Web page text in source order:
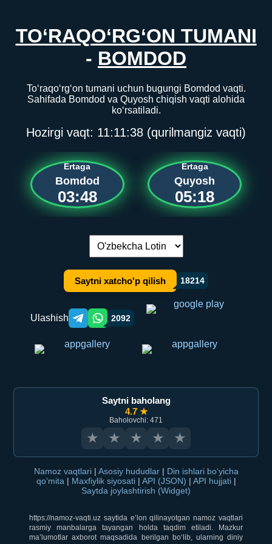
TO‘RAQO‘RG‘ON TUMANI
- BOMDOD
To‘raqo‘rg‘on tumani uchun bugungi Bomdod vaqti.
Sahifada Bomdod va Quyosh chiqish vaqti alohida
ko‘rsatiladi.
Hozirgi vaqt: 11:11:38 (qurilmangiz vaqti)
Ertaga
Bomdod
03:48
Ertaga
Quyosh
05:18
Tilni almashtirish:
Saytni xatcho'p qilish 18214
Ulashish Telegram orqali ulashish
WhatsApp orqali ulashish
2092
Saytni baholang
4.7 ★
Baholovchi: 471
★ ★ ★ ★ ★
Namoz vaqtlari | Asosiy hududlar | Din ishlari bo‘yicha
qo‘mita | Maxfiylik siyosati | API (JSON) | API hujjati |
Saytda joylashtirish (Widget)
https://namoz-vaqti.uz saytida e’lon qilinayotgan namoz vaqtlari
rasmiy manbalarga tayangan holda taqdim etiladi. Mazkur
ma’lumotlar axborot maqsadida berilgan bo‘lib, ularning diniy